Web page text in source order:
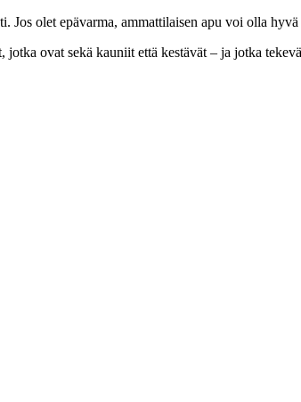
olet epävarma, ammattilaisen apu voi olla
ovat sekä kauniit että kestävät – ja jotka